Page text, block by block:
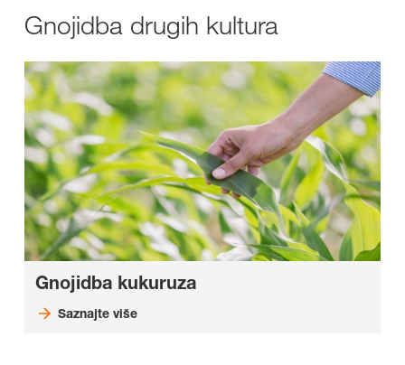
Gnojidba drugih kultura
Gnojidba kukuruza
Saznajte više